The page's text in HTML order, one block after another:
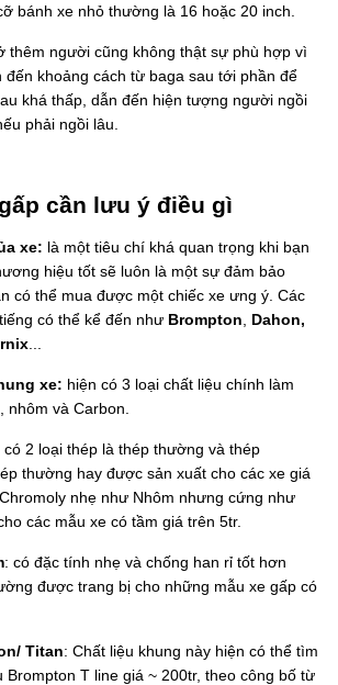
bánh xe nhỏ thường là 16 hoặc 20 inch.
thêm người cũng không thật sự phù hợp vì
đến khoảng cách từ baga sau tới phần để
khá thấp, dẫn đến hiện tượng người ngồi
phải ngồi lâu.
cần lưu ý điều gì
xe: là một tiêu chí khá quan trọng khi bạn
hiệu tốt sẽ luôn là một sự đảm bảo
có thể mua được một chiếc xe ưng ý. Các
có thể kể đến như Brompton
Dahon,
xe: hiện có 3 loại chất liệu chính làm
nhôm và Carbon.
có 2 loại thép là thép thường và thép
thường hay được sản xuất cho các xe giá
nhẹ như Nhôm nhưng cứng như
các mẫu xe có tầm giá trên 5tr.
: có đặc tính nhẹ và chống han rỉ tốt hơn
được trang bị cho những mẫu xe gấp có
Titan: Chất liệu khung này hiện có thể tìm
Brompton T line giá ~ 200tr, theo công bố từ